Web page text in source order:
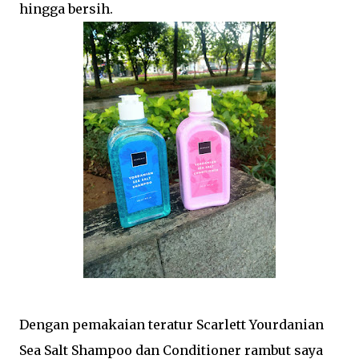
hingga bersih.
Dengan pemakaian teratur Scarlett Yourdanian
Sea Salt Shampoo dan Conditioner rambut saya